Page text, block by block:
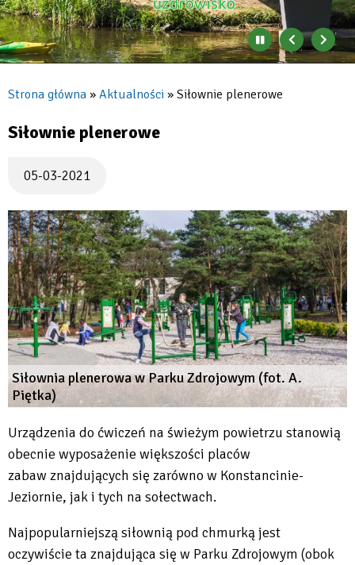
Zatrzymaj
automatyczne
się
banerów
Poprzedni
bannerbaner
nawigacyjna
Strona główna Aktualności Siłownie plenerowe
Siłownie plenerowe
05-03-2021
Siłownia plenerowa w Parku Zdrojowym (fot. A.
Piętka)
Urządzenia do ćwiczeń na świeżym powietrzu stanowią
obecnie wyposażenie większości placów
zabaw znajdujących się zarówno w Konstancinie-
Jeziornie, jak i tych na sołectwach.
Najpopularniejszą siłownią pod chmurką jest
oczywiście ta znajdująca się w Parku Zdrojowym (obok